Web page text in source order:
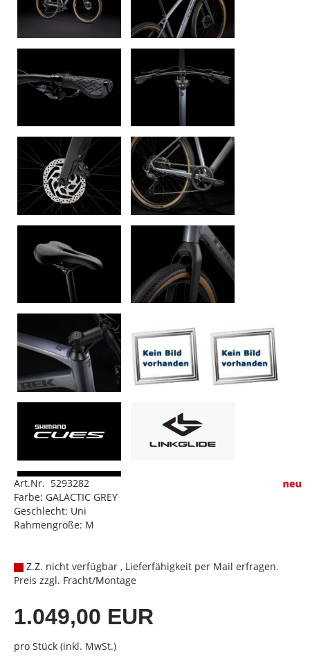
Art.Nr. 5293282
Farbe: GALACTIC GREY
Geschlecht: Uni
Rahmengröße: M
Z.Z. nicht verfügbar , Lieferfähigkeit per Mail erfragen.
Preis zzgl. Fracht/Montage
1.049,00 EUR
pro Stück (inkl. MwSt.)